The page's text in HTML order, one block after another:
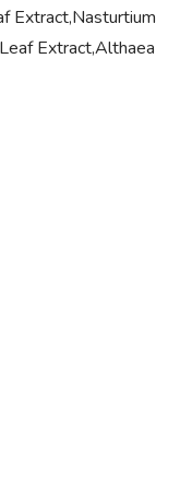
Extract,Nasturtium
Extract,Althaea